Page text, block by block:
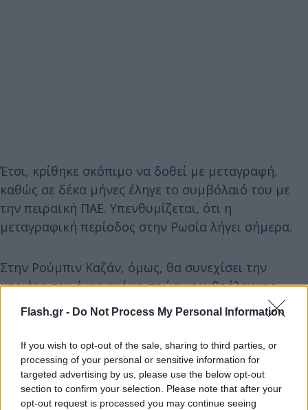
Flash.gr - Do Not Process My Personal Information
If you wish to opt-out of the sale, sharing to third parties, or
processing of your personal or sensitive information for
targeted advertising by us, please use the below opt-out
section to confirm your selection. Please note that after your
opt-out request is processed you may continue seeing
Έτσι, κρίθηκε σκόπιμο να δοθεί με μεταγραφή,
καθώς σε δέκα μήνες έληγε το συμβόλαιό του με
την πειραϊκή ΠΑΕ. Υπενθυμίζεται, ότι η
μεταγραφική περίοδος στην Ρωσία λήγει σήμερα.
Στην Ρούμπιν Καζάν, όμως, θα συνεχίσει την
καριέρα του ένας ακόμη πρώην ερυθρόλευκος
ποδοσφαιριστής, ο Νίκολα Τσούμιτς ο οποίος
βρίσκεται ήδη στη Ρωσία και θα υπογράψει
τετραετές συμβόλαιο συνεργασίας.